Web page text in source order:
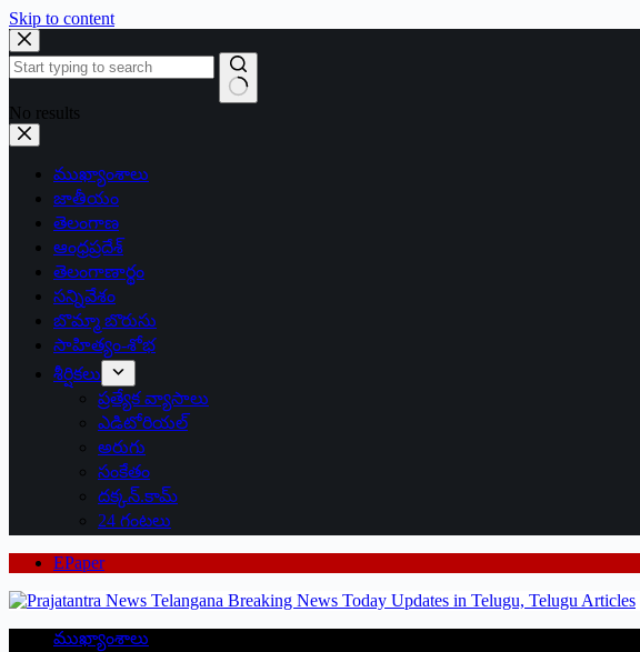
Skip to content
No results
ముఖ్యాంశాలు
జాతీయం
తెలంగాణ
ఆంధ్రప్రదేశ్
తెలంగాణార్థం
సన్నివేశం
బొమ్మా బొరుసు
సాహిత్యం-శోభ
శీర్షికలు
ప్రత్యేక వ్యాసాలు
ఎడిటోరియల్
అరుగు
సంకేతం
దక్కన్.కామ్
24 గంటలు
EPaper
ముఖ్యాంశాలు